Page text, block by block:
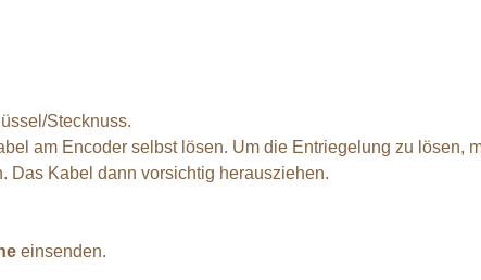
Stecknuss.
am Encoder selbst lösen. Um die Entriegelung zu lösen,
Das Kabel dann vorsichtig herausziehen.
einsenden.